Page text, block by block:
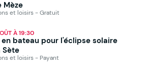
Mèze
et loisirs - Gratuit
À 19:30
en bateau pour l'éclipse solaire
Sète
et loisirs - Payant